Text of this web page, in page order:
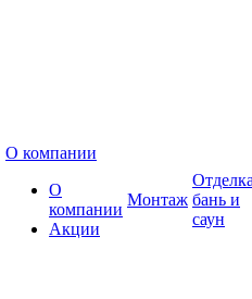
О компании
О
компании
Акции
Монтаж бань и
саун